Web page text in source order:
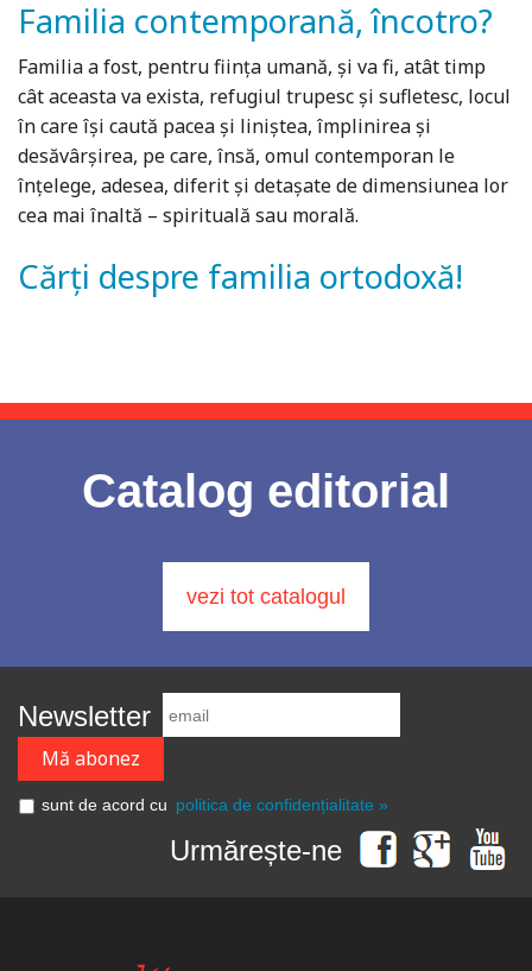
Familia contemporană, încotro?
Familia a fost, pentru fiinţa umană, și va fi, atât timp
cât aceasta va exista, refugiul trupesc și sufletesc, locul
în care își caută pacea și liniștea, împlinirea și
desăvârșirea, pe care, însă, omul contemporan le
înţelege, adesea, diferit și detașate de dimensiunea lor
cea mai înaltă – spirituală sau morală.
Cărți despre familia ortodoxă!
Catalog editorial
vezi tot catalogul
Newsletter
sunt de acord cu politica de confidențialitate »
Urmărește-ne